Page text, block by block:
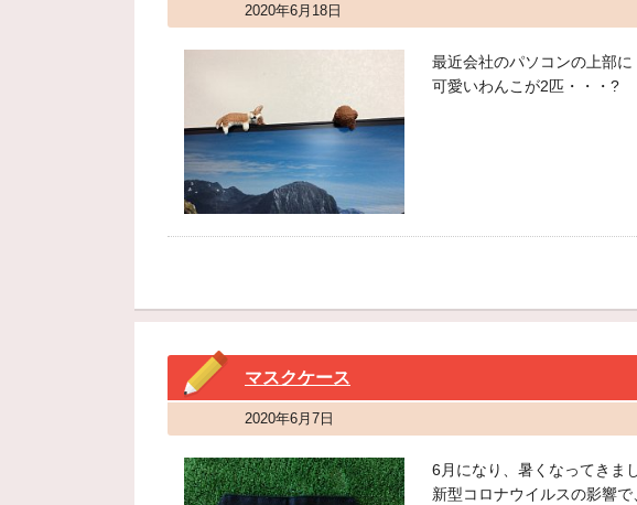
2020年6月18日
最近会社のパソコンの上部に
可愛いわんこが2匹・・・?
マスクケース
2020年6月7日
6月になり、暑くなってきま
新型コロナウイルスの影響